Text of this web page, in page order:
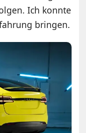
Ich konnte
bringen.